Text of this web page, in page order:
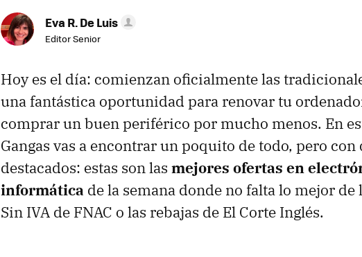
Eva R. De Luis
Editor Senior
Hoy es el día: comienzan oficialmente las
una fantástica oportunidad para renovar tu
comprar un buen periférico por mucho menos. En
Gangas vas a encontrar un poquito de todo, pero con
destacados: estas son las mejores ofertas en
informática de la semana donde no falta lo mejor de
Sin IVA de FNAC o las rebajas de El Corte Inglés.